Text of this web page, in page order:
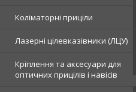
Коліматорні приціли
Лазерні цілевказівники (ЛЦУ)
Кріплення та аксесуари для
оптичних прицілів і навісів